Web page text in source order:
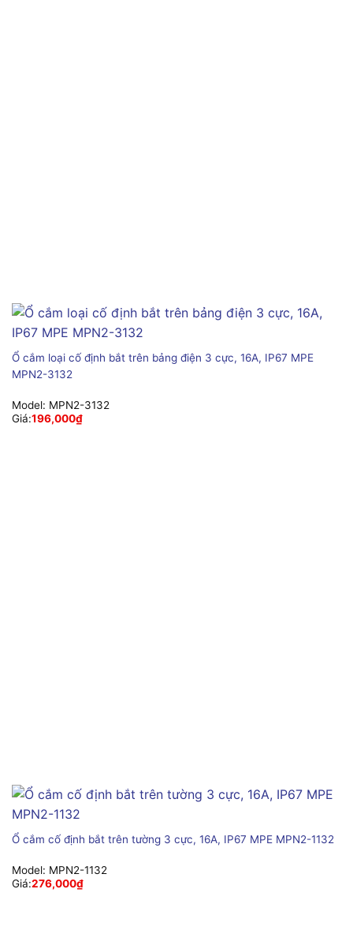
Ổ cắm loại cố định bắt trên bảng điện 3 cực, 16A, IP67 MPE
MPN2-3132
Model: MPN2-3132
Giá:196,000₫
Ổ cắm cố định bắt trên tường 3 cực, 16A, IP67 MPE MPN2-1132
Model: MPN2-1132
Giá:276,000₫